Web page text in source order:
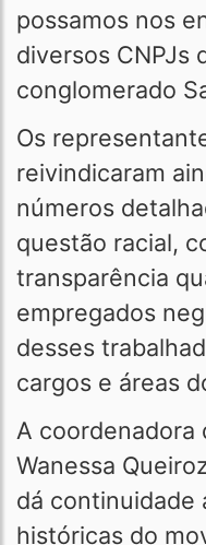
possamos nos
diversos CNPJs
conglomerado
Os
reivindicaram
números
questão racial,
transparência
empregados
desses
cargos e áreas
A coordenadora
Wanessa
dá continuidade
históricas do